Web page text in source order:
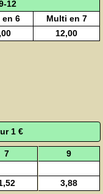
12
en 6
Multi en 7
12,00
1 €
7
9
3,88